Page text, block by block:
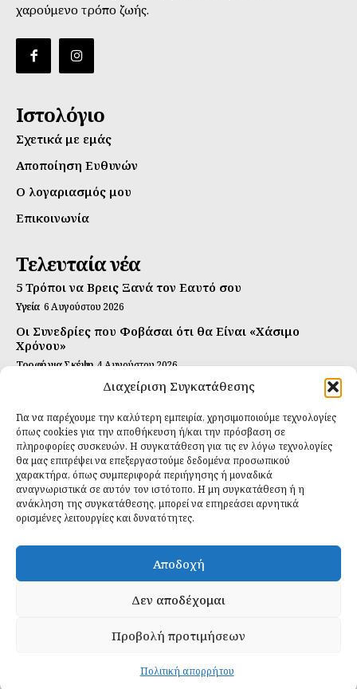
Διαχείριση Συγκατάθεσης
Για να παρέχουμε την καλύτερη εμπειρία, χρησιμοποιούμε τεχνολογίες
όπως cookies για την αποθήκευση ή/και την πρόσβαση σε
πληροφορίες συσκευών. Η συγκατάθεση για τις εν λόγω τεχνολογίες
θα μας επιτρέψει να επεξεργαστούμε δεδομένα προσωπικού
χαρακτήρα, όπως συμπεριφορά περιήγησης ή μοναδικά
αναγνωριστικά σε αυτόν τον ιστότοπο. Η μη συγκατάθεση ή η
ανάκληση της συγκατάθεσης, μπορεί να επηρεάσει αρνητικά
ορισμένες λειτουργίες και δυνατότητες.
Αποδοχή
Δεν αποδέχομαι
Προβολή προτιμήσεων
Πολιτική απορρήτου
χαρούμενο τρόπο ζωής.
Ιστολόγιο
Σχετικά με εμάς
Αποποίηση Ευθυνών
Ο λογαριασμός μου
Επικοινωνία
Τελευταία νέα
5 Τρόποι να Βρεις Ξανά τον Εαυτό σου
Υγεία 6 Αυγούστου 2026
Οι Συνεδρίες που Φοβάσαι ότι θα Είναι «Χάσιμο
Χρόνου»
Τροφή για Σκέψη 4 Αυγούστου 2026
Αυτή Είναι η Συνταγή για Τέλεια Κομπούτσα
Ιδανικές Τροφές 26 Ιουλίου 2026
Εγγραφείτε
ΕΓΓΡΑΦΉ
Έχω διαβάσει και δέχομαι τηνπολιτική απορρήτου
Creative.